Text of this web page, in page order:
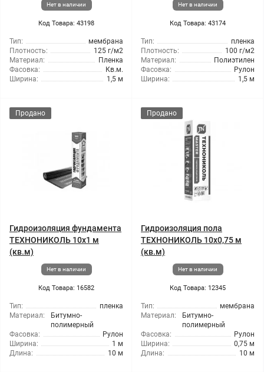
Нет в наличии
Код Товара: 43198
Тип:
мембрана
Плотность:
125 г/м2
Материал:
Пленка
Фасовка:
Кв.м.
Ширина:
1,5 м
Нет в наличии
Код Товара: 43174
Тип:
пленка
Плотность:
100 г/м2
Материал:
Полиэтилен
Фасовка:
Рулон
Ширина:
1,5 м
Продано
Гидроизоляция фундамента
ТЕХНОНИКОЛЬ 10x1 м
(кв.м)
Нет в наличии
Код Товара: 16582
Тип:
пленка
Материал:
Битумно-
полимерный
Фасовка:
Рулон
Ширина:
1 м
Длина:
10 м
Продано
Гидроизоляция пола
ТЕХНОНИКОЛЬ 10x0,75 м
(кв.м)
Нет в наличии
Код Товара: 12345
Тип:
мембрана
Материал:
Битумно-
полимерный
Фасовка:
Рулон
Ширина:
0,75 м
Длина:
10 м